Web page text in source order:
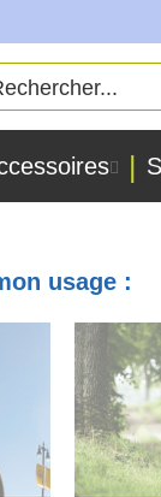
usage :